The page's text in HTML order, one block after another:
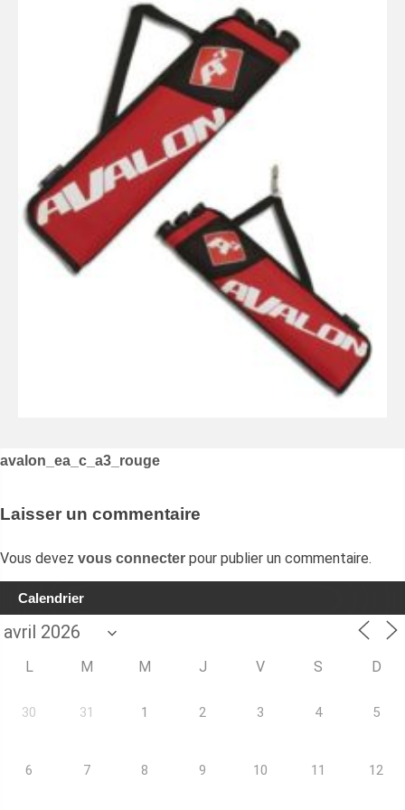
Navigation
l’article
avalon_ea_c_a3_rouge
Laisser un commentaire
Vous devez vous connecter pour publier un commentaire.
Calendrier
L M M J V S D
30 31 1 2 3 4 5
6 7 8 9 10 11 12